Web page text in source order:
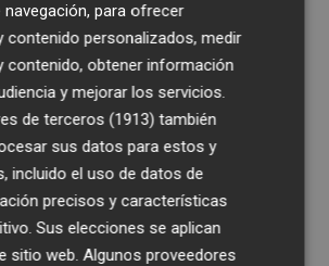
toda la actualidad de
en tu correo
Quiero suscribirme
navegación, para ofrecer
contenido personalizados, medir
contenido, obtener información
y mejorar los servicios.
de terceros (1913) también
sus datos para estos y
incluido el uso de datos de
precisos y características
Sus elecciones se aplican
sitio web. Algunos proveedores